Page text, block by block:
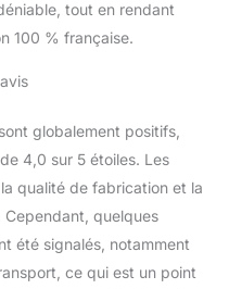
tout en rendant
100 % française.
globalement positifs,
4,0 sur 5 étoiles. Les
qualité de fabrication et la
quelques
été signalés, notamment
ce qui est un point